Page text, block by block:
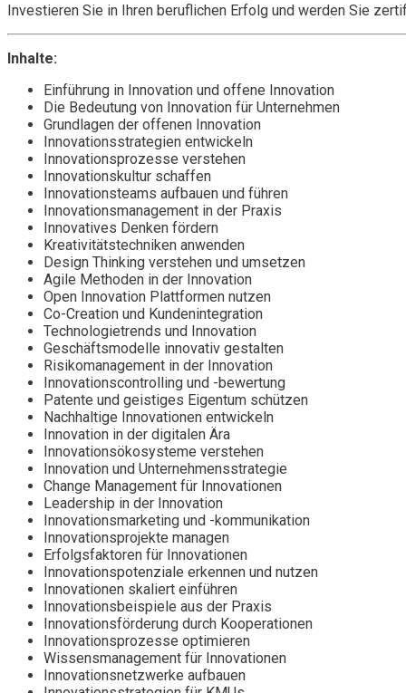
Investieren Sie in Ihren beruflichen Erfolg und werden Sie
Inhalte:
Einführung in Innovation und offene Innovation
Die Bedeutung von Innovation für Unternehmen
Grundlagen der offenen Innovation
Innovationsstrategien entwickeln
Innovationsprozesse verstehen
Innovationskultur schaffen
Innovationsteams aufbauen und führen
Innovationsmanagement in der Praxis
Innovatives Denken fördern
Kreativitätstechniken anwenden
Design Thinking verstehen und umsetzen
Agile Methoden in der Innovation
Open Innovation Plattformen nutzen
Co-Creation und Kundenintegration
Technologietrends und Innovation
Geschäftsmodelle innovativ gestalten
Risikomanagement in der Innovation
Innovationscontrolling und -bewertung
Patente und geistiges Eigentum schützen
Nachhaltige Innovationen entwickeln
Innovation in der digitalen Ära
Innovationsökosysteme verstehen
Innovation und Unternehmensstrategie
Change Management für Innovationen
Leadership in der Innovation
Innovationsmarketing und -kommunikation
Innovationsprojekte managen
Erfolgsfaktoren für Innovationen
Innovationspotenziale erkennen und nutzen
Innovationen skaliert einführen
Innovationsbeispiele aus der Praxis
Innovationsförderung durch Kooperationen
Innovationsprozesse optimieren
Wissensmanagement für Innovationen
Innovationsnetzwerke aufbauen